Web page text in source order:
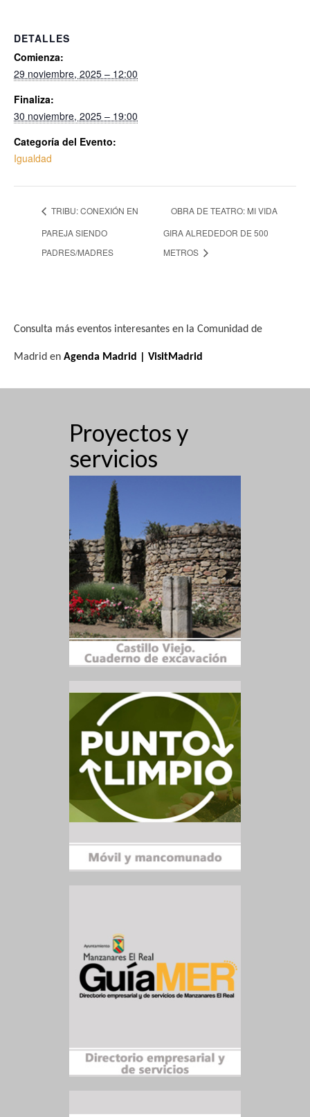
DETALLES
Comienza:
29 noviembre, 2025 – 12:00
Finaliza:
30 noviembre, 2025 – 19:00
Categoría del Evento:
Igualdad
TRIBU: CONEXIÓN EN
PAREJA SIENDO
PADRES/MADRES
OBRA DE TEATRO: MI VIDA
GIRA ALREDEDOR DE 500
METROS
Consulta más eventos interesantes en la Comunidad de
Madrid en Agenda Madrid | VisitMadrid
Proyectos y
servicios